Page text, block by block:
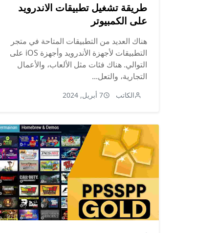
طريقة تشغيل تطبيقات الاندرويد
على الكمبيوتر
هناك العديد من التطبيقات المتاحة في متجر
التطبيقات لأجهزة الأندرويد وأجهزة iOS على
التوالي. هناك فئات مثل الألعاب، والأعمال
التجارية، والتعل...
الكاتب 7 أبريل, 2024